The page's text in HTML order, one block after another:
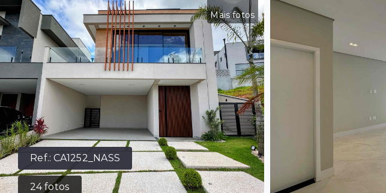
Ref.:CA1252_NASS
24fotos
Mais fotos